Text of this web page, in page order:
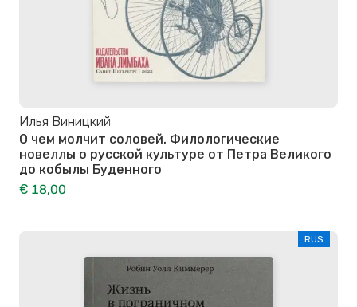
Илья Виницкий
О чем молчит соловей. Филологические
новеллы о русской культуре от Петра Великого
до кобылы Буденного
€ 18,00
RUS